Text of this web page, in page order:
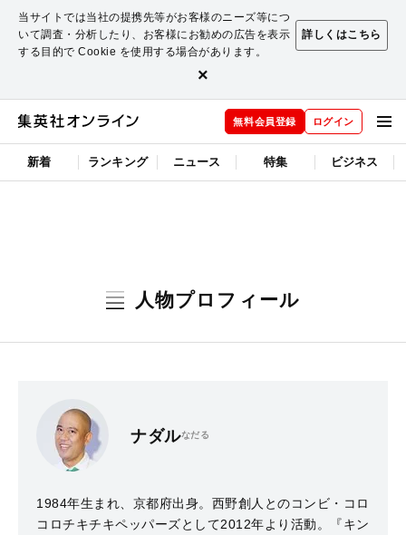
当サイトでは当社の提携先等がお客様のニーズ等につ
いて調査・分析したり、お客様にお勧めの広告を表示
する目的で Cookie を使用する場合があります。
詳しくはこちら
×
無料会員登録 ログイン
新着 ランキング ニュース 特集 ビジネス
人物プロフィール
ナダルなだる
1984年生まれ、京都府出身。西野創人とのコンビ・コロ
コロチキチキペッパーズとして2012年より活動。『キン